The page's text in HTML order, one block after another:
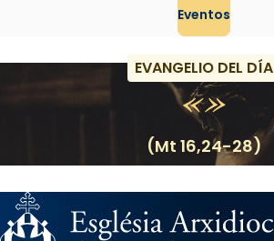
Eventos
EVANGELIO DEL DÍA
(Mt 16,24-28)